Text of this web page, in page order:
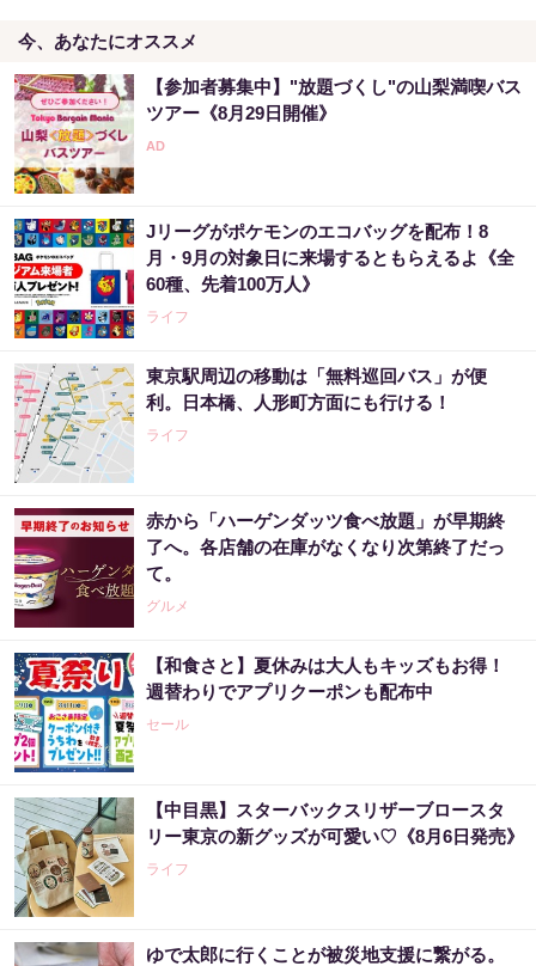
今、あなたにオススメ
【参加者募集中】"放題づくし"の山梨満喫バス
ツアー《8月29日開催》
Jリーグがポケモンのエコバッグを配布！8
月・9月の対象日に来場するともらえるよ《全
60種、先着100万人》
ライフ
東京駅周辺の移動は「無料巡回バス」が便
利。日本橋、人形町方面にも行ける！
ライフ
赤から「ハーゲンダッツ食べ放題」が早期終
了へ。各店舗の在庫がなくなり次第終了だっ
て。
グルメ
【和食さと】夏休みは大人もキッズもお得！
週替わりでアプリクーポンも配布中
セール
【中目黒】スターバックスリザーブロースタ
リー東京の新グッズが可愛い♡《8月6日発売》
ライフ
ゆで太郎に行くことが被災地支援に繋がる。